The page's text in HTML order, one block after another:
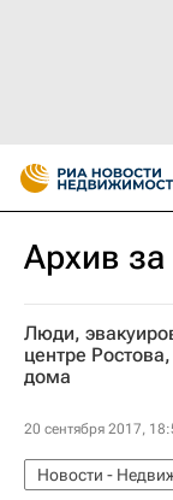
Архив
Люди,
центре
дома
20 сентября 2017,
Новости -